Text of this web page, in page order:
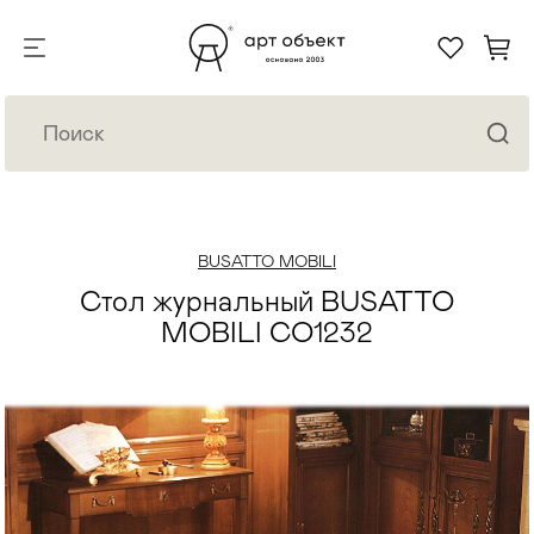
BUSATTO MOBILI
Стол журнальный BUSATTO
MOBILI CO1232